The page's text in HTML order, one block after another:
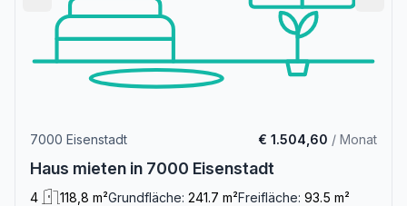
7000 Eisenstadt € 1.504,60 / Monat
Haus mieten in 7000 Eisenstadt
4 118,8 m²Grundfläche: 241.7 m²Freifläche: 93.5 m²